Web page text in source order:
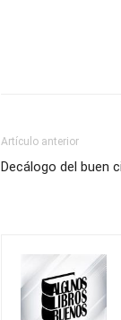
Artículo anterior
Decálogo del buen